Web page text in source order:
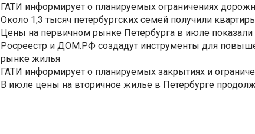
ГАТИ информирует о планируемых ограничениях
Около 1,3 тысяч петербургских семей получили
Цены на первичном рынке Петербурга в июле показали
Росреестр и ДОМ.РФ создадут инструменты для
рынке жилья
ГАТИ информирует о планируемых закрытиях и
В июле цены на вторичное жилье в Петербурге